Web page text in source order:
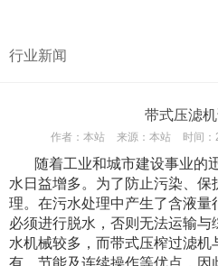
行业新闻
带式压滤
作者： 本站 来源： 本站 时间：
随着工业和城市建设事业的
水日益增多。为了防止污染、
理。在污水处理中产生了含液
必须进行脱水，否则无法运输
水机械较多，而带式压榨过滤
有、节能及连续操作等优点，